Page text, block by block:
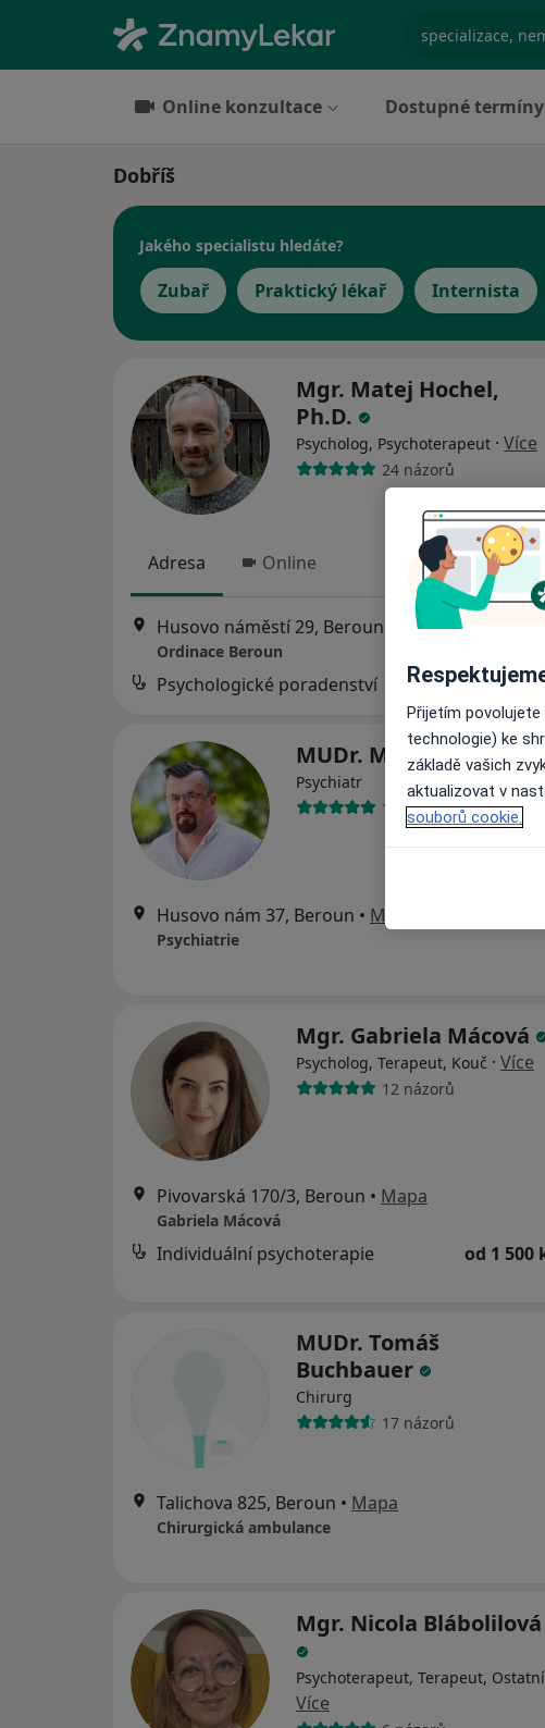
specializace,
Online konzultace Dostupné termíny
Dobříš
Jakého specialistu hledáte?
Zubař Praktický lékař Internista
Mgr. Matej Hochel,
Ph.D.
Psycholog, Psychoterapeut · Více
24 názorů
Adresa Online
Husovo náměstí 29, Beroun Mapa
Ordinace Beroun
Psychologické poradenství 1 300
MUDr. Michal Pořický
Psychiatr
136 názorů
Husovo nám 37, Beroun • Mapa
Psychiatrie
Mgr. Gabriela Mácová
Psycholog, Terapeut, Kouč · Více
12 názorů
Pivovarská 170/3, Beroun • Mapa
Gabriela Mácová
Individuální psychoterapie od 1 500
MUDr. Tomáš
Buchbauer
Chirurg
17 názorů
Talichova 825, Beroun • Mapa
Chirurgická ambulance
Mgr. Nicola Blábolilová
Psychoterapeut, Terapeut, Ostatní
Více
Přijetím
technologie) ke
základě vašich
aktualizovat v
souborů cookie.